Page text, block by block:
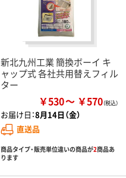
新北九州工業 簡換ボーイ キ
ャップ式 各社共用替えフィル
ター
￥530 ￥570
お届け日：8月14日（金）
直送品
商品タイプ・販売単位違いの商品が2商品あ
ります